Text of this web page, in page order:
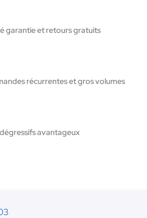
garantie et retours gratuits
récurrentes et gros volumes
avantageux